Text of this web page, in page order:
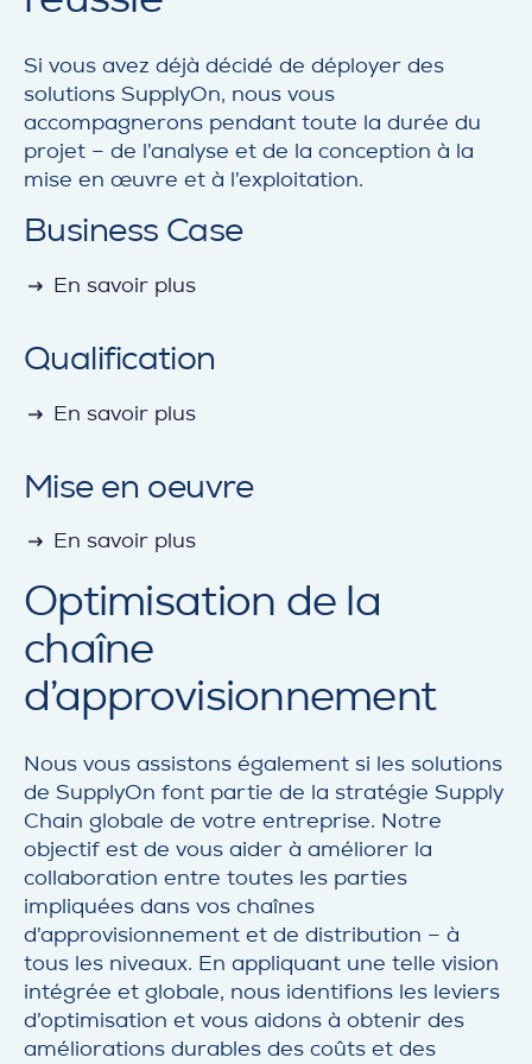
Si vous avez déjà décidé de déployer des
solutions SupplyOn, nous vous
accompagnerons pendant toute la durée du
projet – de l’analyse et de la conception à la
mise en œuvre et à l’exploitation.
Business Case
En savoir plus
detail
Qualification
En savoir plus
detail
Mise en oeuvre
En savoir plus
detail
Optimisation de la
chaîne
d’approvisionnement
Nous vous assistons également si les solutions
de SupplyOn font partie de la stratégie Supply
Chain globale de votre entreprise. Notre
objectif est de vous aider à améliorer la
collaboration entre toutes les parties
impliquées dans vos chaînes
d’approvisionnement et de distribution – à
tous les niveaux. En appliquant une telle vision
intégrée et globale, nous identifions les leviers
d’optimisation et vous aidons à obtenir des
améliorations durables des coûts et des